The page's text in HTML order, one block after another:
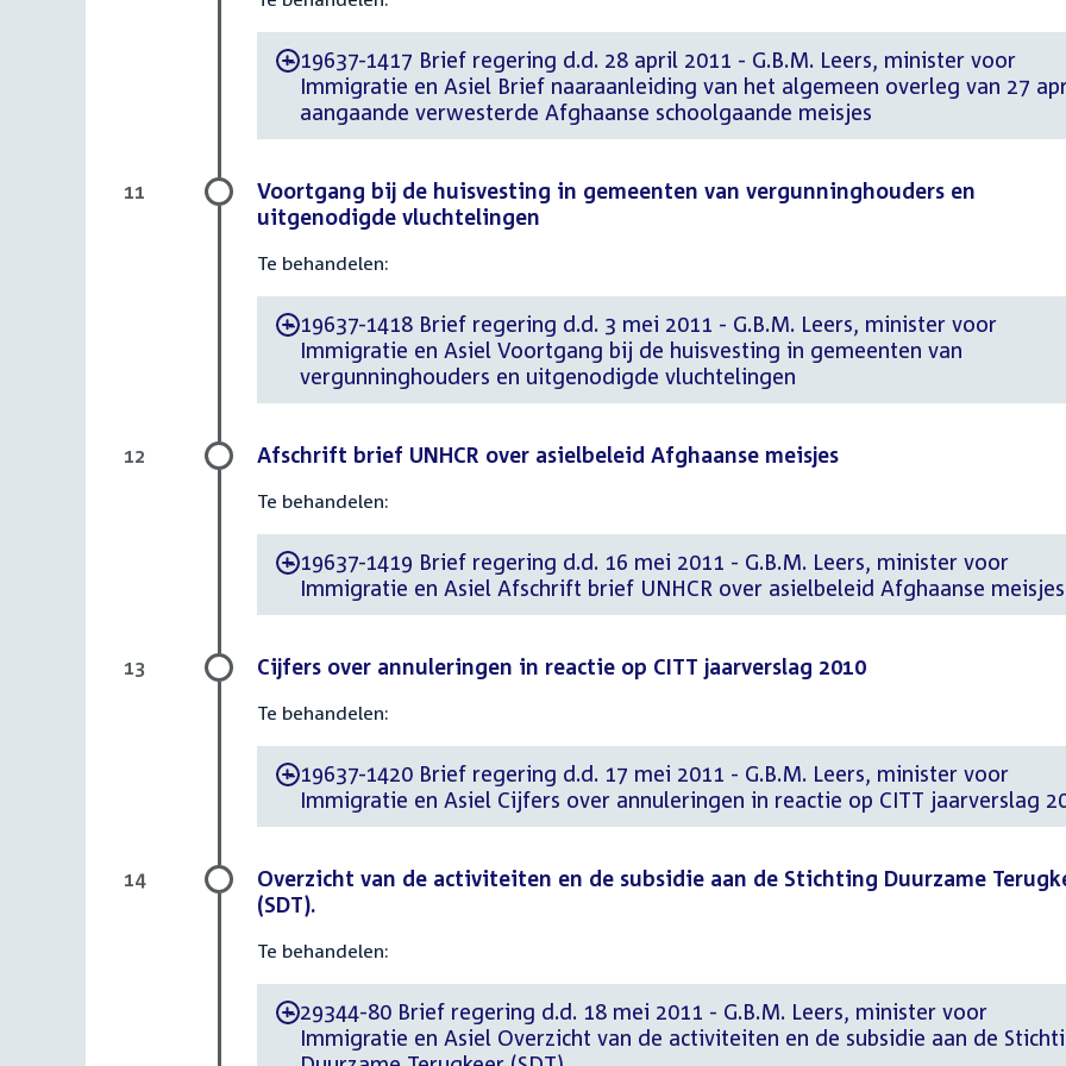
- 19637-1417 Brief regering d.d. 28 april 2011 - G.B.M. Leers, minister voor
Immigratie en Asiel Brief naaraanleiding van het algemeen overleg van 27
aangaande verwesterde Afghaanse schoolgaande meisjes
Voortgang bij de huisvesting in gemeenten van vergunninghouders en
uitgenodigde vluchtelingen
Te behandelen:
- 19637-1418 Brief regering d.d. 3 mei 2011 - G.B.M. Leers, minister voor
Immigratie en Asiel Voortgang bij de huisvesting in gemeenten van
vergunninghouders en uitgenodigde vluchtelingen
11
Afschrift brief UNHCR over asielbeleid Afghaanse meisjes
Te behandelen:
- 19637-1419 Brief regering d.d. 16 mei 2011 - G.B.M. Leers, minister voor
Immigratie en Asiel Afschrift brief UNHCR over asielbeleid Afghaanse meisjes
12
Cijfers over annuleringen in reactie op CITT jaarverslag 2010
Te behandelen:
- 19637-1420 Brief regering d.d. 17 mei 2011 - G.B.M. Leers, minister voor
Immigratie en Asiel Cijfers over annuleringen in reactie op CITT jaarverslag
13
Overzicht van de activiteiten en de subsidie aan de Stichting Duurzame
(SDT).
Te behandelen:
-29344-80 Brief regering d.d. 18 mei 2011 - G.B.M. Leers, minister voor
Immigratie en Asiel Overzicht van de activiteiten en de subsidie aan de
14